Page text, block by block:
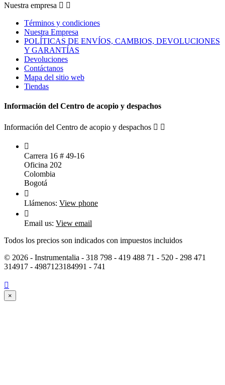
Nuestra empresa  
Términos y condiciones
Nuestra Empresa
POLÍTICAS DE ENVÍOS, CAMBIOS, DEVOLUCIONES
Y GARANTÍAS
Devoluciones
Contáctanos
Mapa del sitio web
Tiendas
Información del Centro de acopio y despachos
Información del Centro de acopio y despachos  

Carrera 16 # 49-16
Oficina 202
Colombia
Bogotá

Llámenos: View phone

Email us: View email
Todos los precios son indicados con impuestos incluidos
© 2026 - Instrumentalia - 318 798 - 419 488 71​ - 520 - 298 471
314917 - 4987123184991 - 741

×